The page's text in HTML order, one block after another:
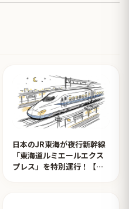
日本のJR東海が夜行新幹線
「東海道ルミエールエクス
プレス」を特別運行！【タ